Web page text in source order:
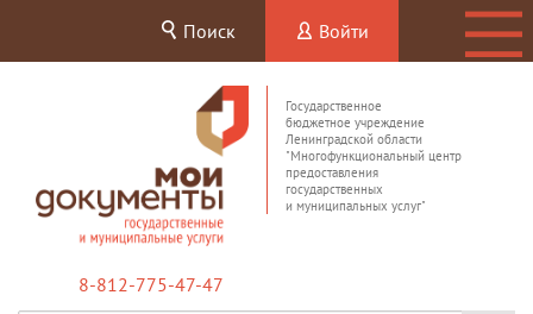
Поиск Войти
Государственное
бюджетное учреждение
Ленинградской области
"Многофункциональный центр
предоставления
государственных
и муниципальных услуг"
8-812-775-47-47